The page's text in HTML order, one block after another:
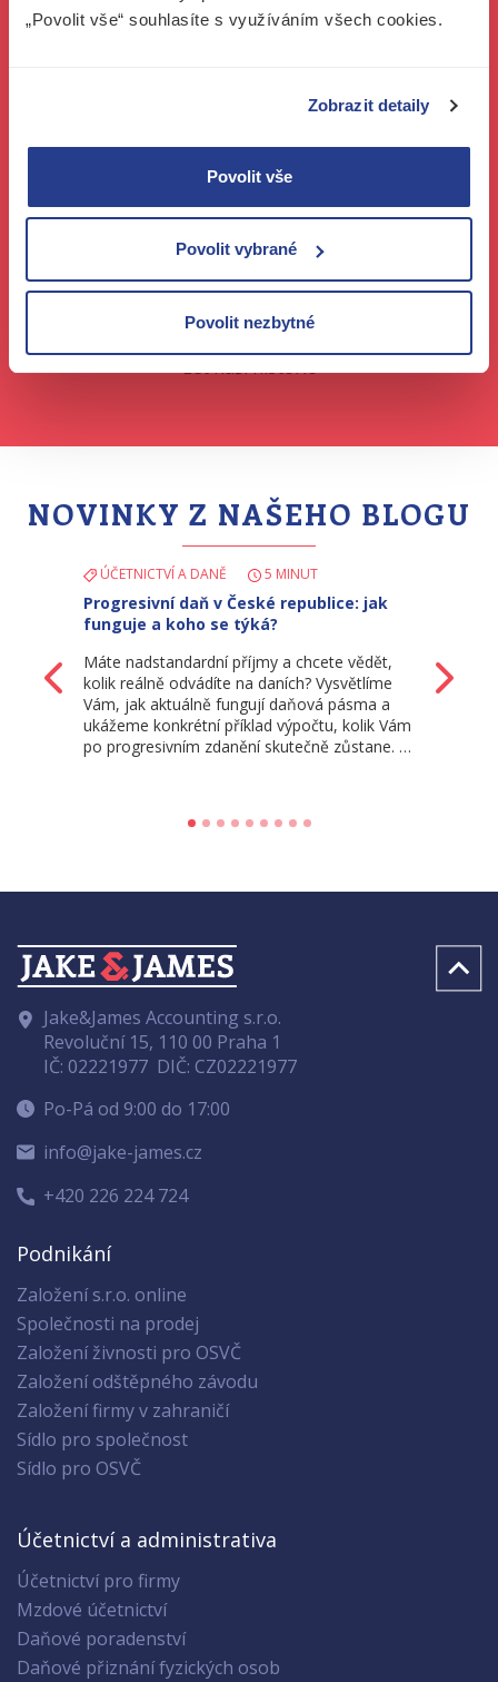
„Povolit vše“ souhlasíte s využíváním všech cookies.
Zobrazit detaily
Povolit vše
Povolit vybrané
Povolit nezbytné
13 000+
26 000+
Poskytnutých sídel společnosti
16
Let naší historie
NOVINKY Z NAŠEHO BLOGU
Zpět
ÚČETNICTVÍ A DANĚ 5 MINUT
Progresivní daň v České republice: jak
funguje a koho se týká?
Máte nadstandardní příjmy a chcete vědět,
kolik reálně odvádíte na daních? Vysvětlíme
Vám, jak aktuálně fungují daňová pásma a
ukážeme konkrétní příklad výpočtu, kolik Vám
po progresivním zdanění skutečně zůstane. …
Jake&James Accounting s.r.o.
Revoluční 15, 110 00 Praha 1
IČ: 02221977 DIČ: CZ02221977
Po-Pá od 9:00 do 17:00
info@jake-james.cz
+420 226 224 724
Podnikání
Založení s.r.o. online
Společnosti na prodej
Založení živnosti pro OSVČ
Založení odštěpného závodu
Založení firmy v zahraničí
Sídlo pro společnost
Sídlo pro OSVČ
Účetnictví a administrativa
Účetnictví pro firmy
Mzdové účetnictví
Daňové poradenství
Daňové přiznání fyzických osob